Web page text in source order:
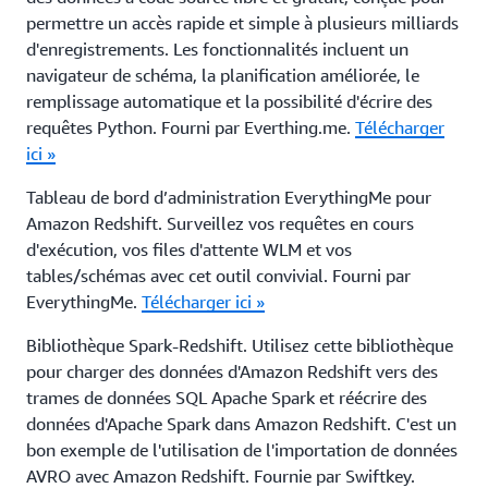
v_get_schema_priv_by_user.sql – générer le
schéma auquel un utilisateur a accès
v_get_tbl_priv_by_user.sql – générer les tables
auxquelles un utilisateur a accès
v_get_view_priv_by_user.sql – générer les vues
auxquelles un utilisateur a accès
v_object_dependency.sql – fusionner les
différentes vues de dépendances
utilisé par table
v_view_dependency.sql – générer le nom des
vues dépendantes d'autres tables ou vues
v_check_transaction_locks.sql – obtenir des
informations sur les verrouillages maintenus par
fonctionnalités incluent un navigateur de schéma, la
planification améliorée, le remplissage automatique
et la possibilité d'écrire des requêtes Python. Fourni
par Everthing.me.
Télécharger ici »
Tableau de bord d’administration EverythingMe
pour Amazon Redshift. Surveillez vos requêtes en
cours d'exécution, vos files d'attente WLM et vos
tables/schémas avec cet outil convivial. Fourni par
EverythingMe.Télécharger ici »
Bibliothèque Spark-Redshift. Utilisez cette
bibliothèque pour charger des données d'Amazon
Redshift vers des trames de données SQL Apache
Spark et réécrire des données d'Apache Spark dans
Amazon Redshift. C'est un bon exemple de
l'utilisation de l'importation de données AVRO avec
Amazon Redshift. Fournie par Swiftkey.
Télécharger
ici »
permettre un accès rapide et simple à plusieurs milliards
d'enregistrements. Les fonctionnalités incluent un
navigateur de schéma, la planification améliorée, le
remplissage automatique et la possibilité d'écrire des
requêtes Python. Fourni par Everthing.me. Télécharger
ici »
Tableau de bord d’administration EverythingMe pour
Amazon Redshift. Surveillez vos requêtes en cours
d'exécution, vos files d'attente WLM et vos
tables/schémas avec cet outil convivial. Fourni par
EverythingMe. Télécharger ici »
Bibliothèque Spark-Redshift. Utilisez cette bibliothèque
pour charger des données d'Amazon Redshift vers des
trames de données SQL Apache Spark et réécrire des
données d'Apache Spark dans Amazon Redshift. C'est un
bon exemple de l'utilisation de l'importation de données
AVRO avec Amazon Redshift. Fournie par Swiftkey.